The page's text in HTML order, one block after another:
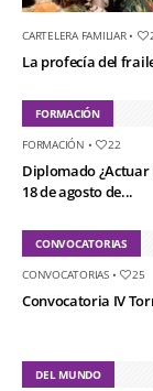
CARTELERA FAMILIAR•
La profecía del
FORMACIÓN
FORMACIÓN • 22
Diplomado
18 de agosto de...
CONVOCATORIAS
CONVOCATORIAS• 25
Convocatoria IV
DEL MUNDO